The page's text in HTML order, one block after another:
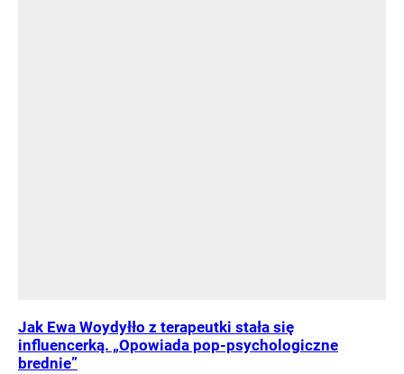
Jak Ewa Woydyłło z terapeutki stała się
influencerką. „Opowiada pop-psychologiczne
brednie”